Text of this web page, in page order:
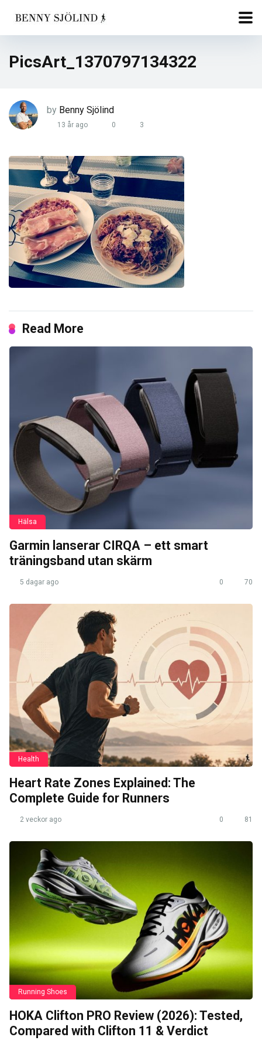
PicsArt_1370797134322
by Benny Sjölind
13 år ago 0 3
Read More
Hälsa
Garmin lanserar CIRQA – ett smart
träningsband utan skärm
5 dagar ago 0 70
Health
Heart Rate Zones Explained: The
Complete Guide for Runners
2 veckor ago 0 81
Running Shoes
HOKA Clifton PRO Review (2026): Tested,
Compared with Clifton 11 & Verdict